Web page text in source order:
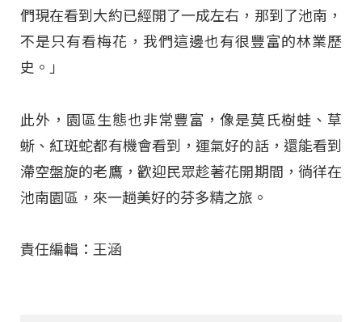
們現在看到大約已經開了一成左右，那到了池南，
不是只有看梅花，我們這邊也有很豐富的林業歷
史。」
此外，園區生態也非常豐富，像是莫氏樹蛙、草
蜥、紅斑蛇都有機會看到，運氣好的話，還能看到
滯空盤旋的老鷹，歡迎民眾趁著花開期間，徜徉在
池南園區，來一趟美好的芬多精之旅。
責任編輯：王涵